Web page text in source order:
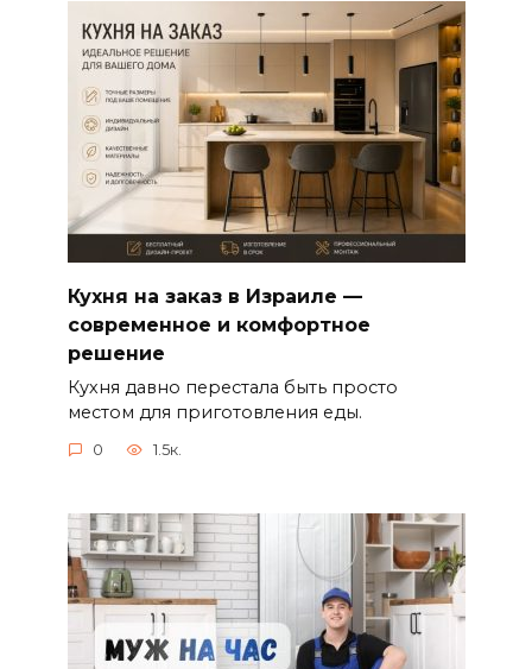
Кухня на заказ в Израиле —
современное и комфортное
решение
Кухня давно перестала быть просто
местом для приготовления еды.
0 1.5к.